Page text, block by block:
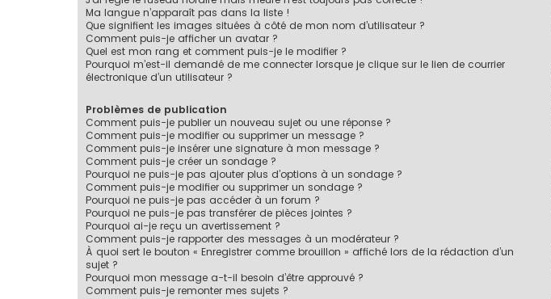
Ma langue n’apparaît pas dans la liste !
Que signifient les images situées à côté de mon nom d’utilisateur ?
Comment puis-je afficher un avatar ?
Quel est mon rang et comment puis-je le modifier ?
Pourquoi m’est-il demandé de me connecter lorsque je clique sur le lien de courrier
électronique d’un utilisateur ?
Problèmes de publication
Comment puis-je publier un nouveau sujet ou une réponse ?
Comment puis-je modifier ou supprimer un message ?
Comment puis-je insérer une signature à mon message ?
Comment puis-je créer un sondage ?
Pourquoi ne puis-je pas ajouter plus d’options à un sondage ?
Comment puis-je modifier ou supprimer un sondage ?
Pourquoi ne puis-je pas accéder à un forum ?
Pourquoi ne puis-je pas transférer de pièces jointes ?
Pourquoi ai-je reçu un avertissement ?
Comment puis-je rapporter des messages à un modérateur ?
À quoi sert le bouton « Enregistrer comme brouillon » affiché lors de la rédaction d’un
sujet ?
Pourquoi mon message a-t-il besoin d’être approuvé ?
Comment puis-je remonter mes sujets ?